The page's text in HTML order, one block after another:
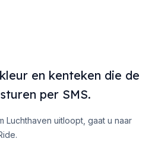
en kenteken die de
per SMS.
Luchthaven uitloopt, gaat u naar